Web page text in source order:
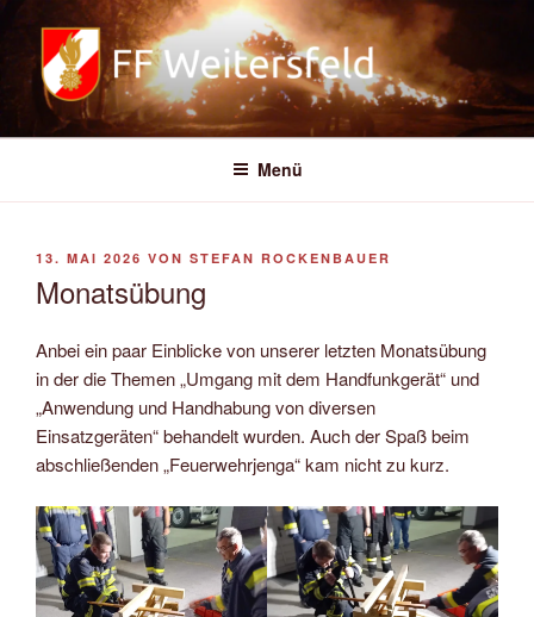
springen
FREIWILLIGE FEUERWEHR
WEITERSFELDMenü
VERÖFFENTLICHT
13. MAI 2026 VON STEFAN ROCKENBAUER
Monatsübung
Anbei ein paar Einblicke von unserer letzten Monatsübung
in der die Themen „Umgang mit dem Handfunkgerät“ und
„Anwendung und Handhabung von diversen
Einsatzgeräten“ behandelt wurden. Auch der Spaß beim
abschließenden „Feuerwehrjenga“ kam nicht zu kurz.